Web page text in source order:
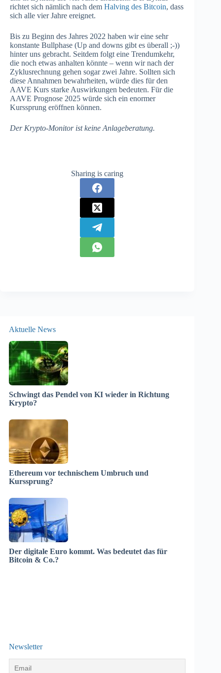
richtet sich nämlich nach dem Halving des Bitcoin, dass
sich alle vier Jahre ereignet.
Bis zu Beginn des Jahres 2022 haben wir eine sehr
konstante Bullphase (Up and downs gibt es überall ;-))
hinter uns gebracht. Seitdem folgt eine Trendumkehr,
die noch etwas anhalten könnte – wenn wir nach der
Zyklusrechnung gehen sogar zwei Jahre. Sollten sich
diese Annahmen bewahrheiten, würde dies für den
AAVE Kurs starke Auswirkungen bedeuten. Für die
AAVE Prognose 2025 würde sich ein enormer
Kurssprung eröffnen können.
Der Krypto-Monitor ist keine Anlageberatung.
Sharing is caring
Aktuelle News
Schwingt das Pendel von KI wieder in Richtung
Krypto?
Ethereum vor technischem Umbruch und
Kurssprung?
Der digitale Euro kommt. Was bedeutet das für
Bitcoin & Co.?
Newsletter